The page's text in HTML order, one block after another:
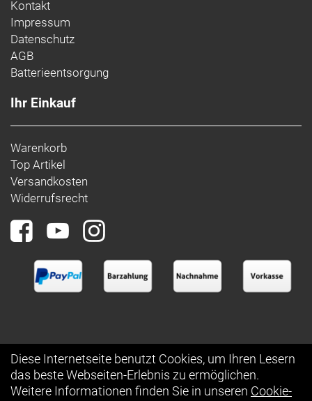
Kontakt
Impressum
Datenschutz
AGB
Batterieentsorgung
Ihr Einkauf
Warenkorb
Top Artikel
Versandkosten
Widerrufsrecht
Diese Internetseite benutzt Cookies, um Ihren Lesern
das beste Webseiten-Erlebnis zu ermöglichen.
Weitere Informationen finden Sie in unseren Cookie-
Auftrag widerrufen